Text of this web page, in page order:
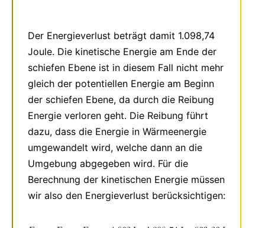
Der Energieverlust beträgt damit 1.098,74
Joule. Die kinetische Energie am Ende der
schiefen Ebene ist in diesem Fall nicht mehr
gleich der potentiellen Energie am Beginn
der schiefen Ebene, da durch die Reibung
Energie verloren geht. Die Reibung führt
dazu, dass die Energie in Wärmeenergie
umgewandelt wird, welche dann an die
Umgebung abgegeben wird. Für die
Berechnung der kinetischen Energie müssen
wir also den Energieverlust berücksichtigen: